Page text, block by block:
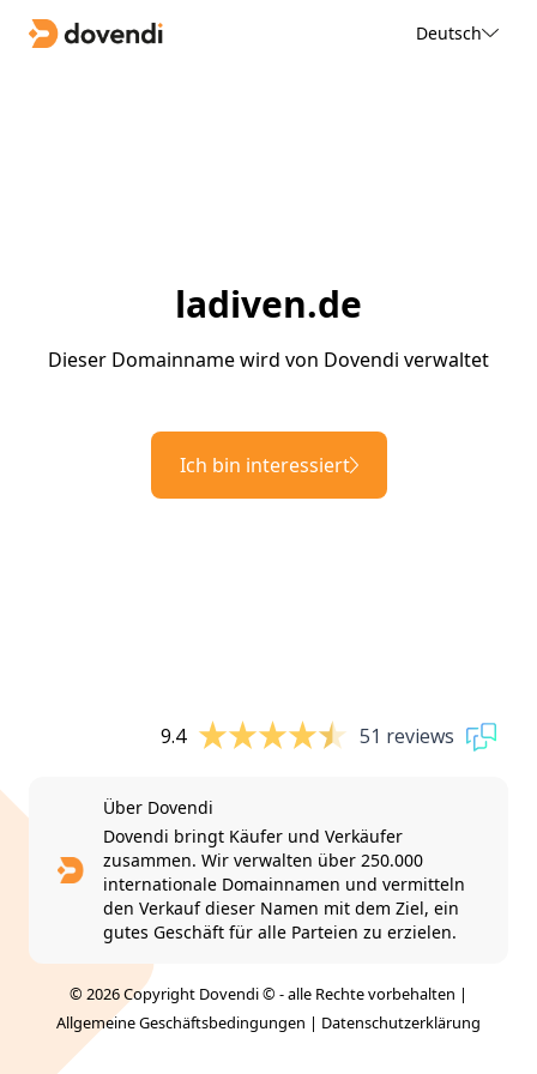
Deutsch
ladiven.de
Dieser Domainname wird von Dovendi verwaltet
Ich bin interessiert
9.4 51 reviews
Über Dovendi
Dovendi bringt Käufer und Verkäufer
zusammen. Wir verwalten über 250.000
internationale Domainnamen und vermitteln
den Verkauf dieser Namen mit dem Ziel, ein
gutes Geschäft für alle Parteien zu erzielen.
© 2026 Copyright Dovendi © - alle Rechte vorbehalten |
Allgemeine Geschäftsbedingungen | Datenschutzerklärung